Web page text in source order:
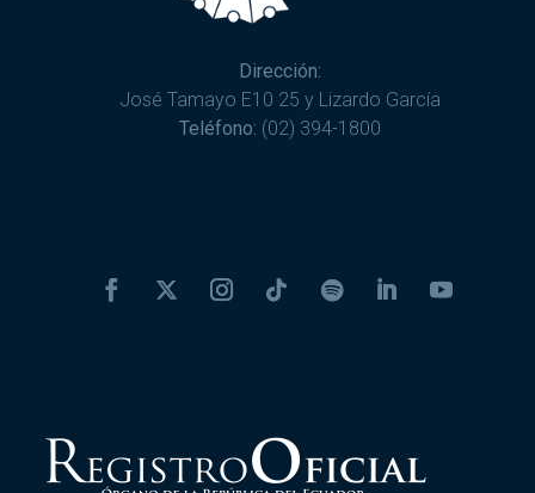
Dirección:
José Tamayo E10 25 y Lizardo García
Teléfono: (02) 394-1800